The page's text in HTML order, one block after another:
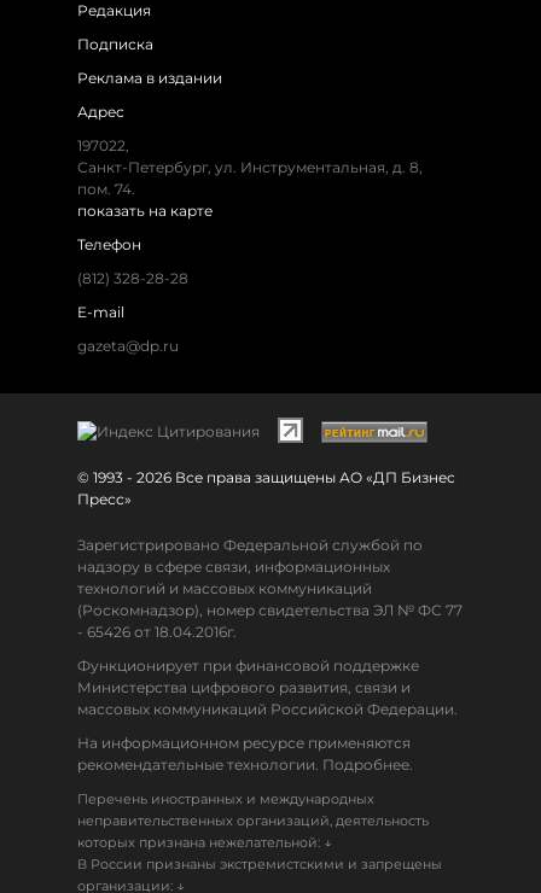
Редакция
Подписка
Реклама в издании
Адрес
197022,
Санкт-Петербург, ул. Инструментальная, д. 8,
пом. 74.
показать на карте
Телефон
(812) 328-28-28
E-mail
gazeta@dp.ru
© 1993 - 2026 Все права защищены АО «ДП Бизнес
Пресс»
Зарегистрировано Федеральной службой по
надзору в сфере связи, информационных
технологий и массовых коммуникаций
(Роскомнадзор), номер свидетельства ЭЛ № ФС 77
- 65426 от 18.04.2016г.
Функционирует при финансовой поддержке
Министерства цифрового развития, связи и
массовых коммуникаций Российской Федерации.
На информационном ресурсе применяются
рекомендательные технологии. Подробнее.
Перечень иностранных и международных
неправительственных организаций, деятельность
которых признана нежелательной: ↓
В России признаны экстремистскими и запрещены
организации: ↓